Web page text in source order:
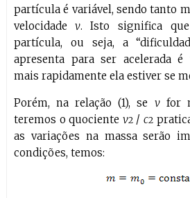
partícula é variável, sendo tanto
velocidade v. Isto significa
partícula, ou seja, a
apresenta para ser acelerada
mais rapidamente ela estiver se
Porém, na relação (1), se vfor
teremos o quociente v2/ c2
as variações na massa serão
condições, temos: